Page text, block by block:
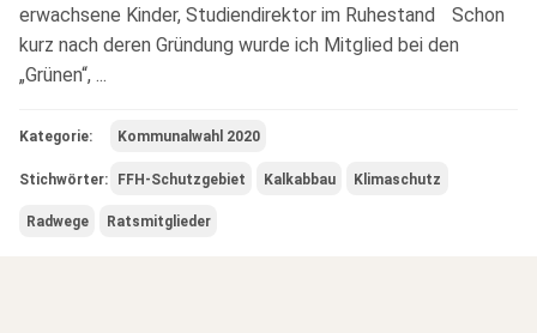
erwachsene Kinder, Studiendirektor im Ruhestand Schon
kurz nach deren Gründung wurde ich Mitglied bei den
„Grünen“, ...
Kategorie: Kommunalwahl 2020
Stichwörter: FFH-Schutzgebiet Kalkabbau Klimaschutz
Radwege Ratsmitglieder